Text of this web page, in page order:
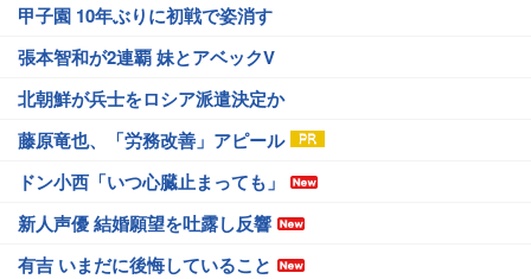
甲子園 10年ぶりに初戦で姿消す
張本智和が2連覇 妹とアベックV
北朝鮮が兵士をロシア派遣決定か
藤原竜也、「労務改善」アピール
ドン小西「いつ心臓止まっても」
新人声優 結婚願望を吐露し反響
有吉 いまだに後悔していること